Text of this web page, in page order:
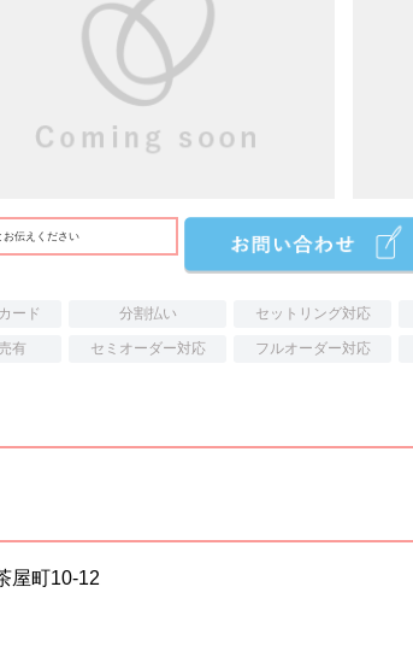
伝えください
ード 分割払い セットリング対応
有 セミオーダー対応 フルオーダー対応
屋町10-12